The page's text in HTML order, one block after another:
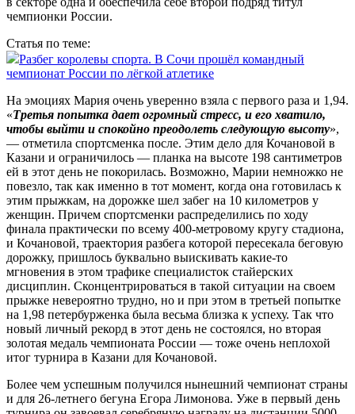
чемпионки России.
Статья по теме:
Разбег королевы спорта. В Сочи прошёл командный
чемпионат России по лёгкой атлетике
На эмоциях Мария очень уверенно взяла с первого раза и 1,94.
«Третья попытка дает огромный стресс, и его хватило,
чтобы выйти и спокойно преодолеть следующую высоту»,
— отметила спортсменка после. Этим дело для Кочановой в
Казани и ограничилось — планка на высоте 198 сантиметров
ей в этот день не покорилась. Возможно, Марии немножко не
повезло, так как именно в тот момент, когда она готовилась к
этим прыжкам, на дорожке шел забег на 10 километров у
женщин. Причем спорт­сменки распределились по ходу
финала практически по всему 400‑метровому кругу стадиона,
и Кочановой, траектория разбега которой пересекала беговую
дорожку, пришлось буквально вы­искивать какие‑то
мгновения в этом трафике специалисток стайерских
дисциплин. Сконцентрироваться в такой ситуации на своем
прыжке невероятно трудно, но и при этом в третьей попытке
на 1,98 петербурженка была весьма близка к успеху. Так что
новый личный рекорд в этот день не состоялся, но вторая
золотая медаль чемпионата России — тоже очень неплохой
итог турнира в Казани для Кочановой.
Более чем успешным получился нынешний чемпионат страны
и для 26‑летнего бегуна Егора Лимонова. Уже в первый день